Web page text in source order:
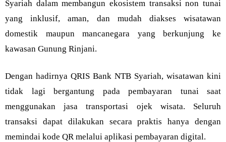
Syariah dalam membangun ekosistem transaksi non tunai
yang inklusif, aman, dan mudah diakses wisatawan
domestik maupun mancanegara yang berkunjung ke
kawasan Gunung Rinjani.
Dengan hadirnya QRIS Bank NTB Syariah, wisatawan kini
tidak lagi bergantung pada pembayaran tunai saat
menggunakan jasa transportasi ojek wisata. Seluruh
transaksi dapat dilakukan secara praktis hanya dengan
memindai kode QR melalui aplikasi pembayaran digital.